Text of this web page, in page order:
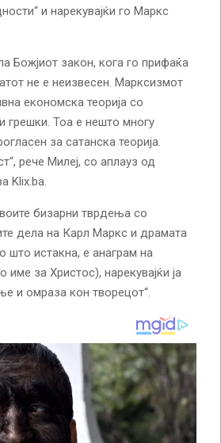
и нарекувајќи го Маркс
Божјиот закон, кога го прифаќа
не е неизвесен. Марксизмот
економска теорија со
грешки. Тоа е нешто многу
за сатанска теорија.
рече Милеј, со аплауз од
Klix.ba.
бизарни тврдења со
дела на Карл Маркс и драмата
што истакна, е анаграм на
име за Христос), нарекувајќи ја
и омраза кон творецот“.